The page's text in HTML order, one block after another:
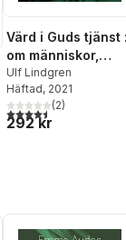
Värd i Guds tjänst
om människor,
texter och
kyrkans rum
Ulf Lindgren
Häftad, 2021
4,5utav 5 stjärnor.
(2)
292 kr